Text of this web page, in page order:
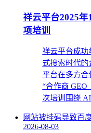
祥云平台2025
项培训
祥云平台成功
式搜索时代的
平台在多方合
“合作商 GEO
次培训围绕
网站被挂码导致百
2026-08-03